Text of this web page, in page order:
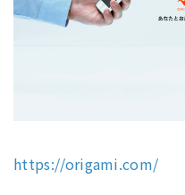
https://origami.com/